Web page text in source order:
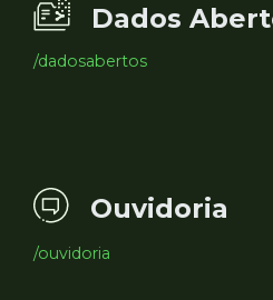
Dados
/dadosabertos
Ouvidoria
/ouvidoria